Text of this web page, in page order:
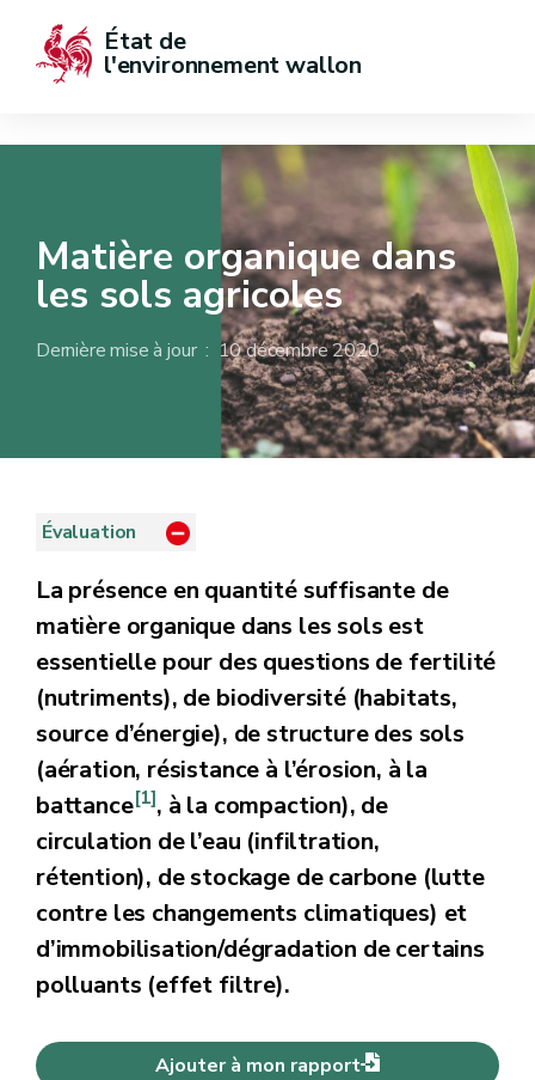
État de
l'environnement wallon
Matière organique dans
les sols agricoles
Dernière mise à jour : 10 décembre 2020
Évaluation
La présence en quantité suffisante de
matière organique dans les sols est
essentielle pour des questions de fertilité
(nutriments), de biodiversité (habitats,
source d’énergie), de structure des sols
(aération, résistance à l’érosion, à la
battance[1], à la compaction), de
circulation de l’eau (infiltration,
rétention), de stockage de carbone (lutte
contre les changements climatiques) et
d’immobilisation/dégradation de certains
polluants (effet filtre).
Ajouter à mon rapport